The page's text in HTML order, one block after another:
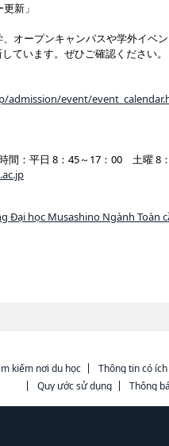
新」
オープンキャンパスや学外イベ
ています。ぜひご確認ください。
admission/event/
間：平日 8：45～17：00 土曜 8：
Đại học Musashino Ngành Toàn
kiếm nơi du học Thông tin có
Quy ước sử dụng
Thông